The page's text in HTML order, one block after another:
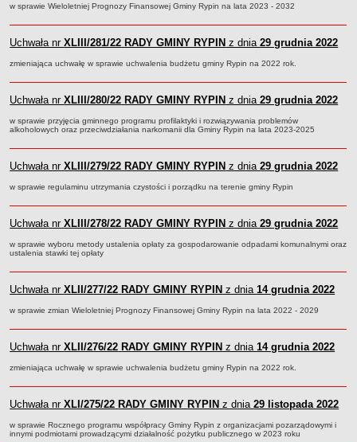
Czas pracy urzędu
Kompetencje referatów
Regulamin organizacyjny
Regulamin naboru na wolne stanowiska urzędnicze
wolne stanowiska urzędnicze
Sygnaliści
Galeria
Raporty o stanie dostępności
Struktura organizacyjna
Rada gminy
Jednostki organizacyjne, GOPS, Instytucja kultury, OSP
w sprawie Wieloletniej Prognozy Finansowej Gminy Rypin na lata 2023 - 2032
Uchwała nrXLIII/281/22 RADY GMINY RYPIN z dnia29 grudnia 2022
zmieniająca uchwałę w sprawie uchwalenia budżetu gminy Rypin na 2022 rok.
Uchwała nrXLIII/280/22 RADY GMINY RYPIN z dnia29 grudnia 2022
w sprawie przyjęcia gminnego programu profilaktyki i rozwiązywania problemów
alkoholowych oraz przeciwdziałania narkomanii dla Gminy Rypin na lata 2023-2025
Uchwała nrXLIII/279/22 RADY GMINY RYPIN z dnia29 grudnia 2022
w sprawie regulaminu utrzymania czystości i porządku na terenie gminy Rypin
Uchwała nrXLIII/278/22 RADY GMINY RYPIN z dnia29 grudnia 2022
w sprawie wyboru metody ustalenia opłaty za gospodarowanie odpadami komunalnymi oraz
ustalenia stawki tej opłaty
Uchwała nrXLII/277/22 RADY GMINY RYPIN z dnia14 grudnia 2022
w sprawie zmian Wieloletniej Prognozy Finansowej Gminy Rypin na lata 2022 - 2029
Uchwała nrXLII/276/22 RADY GMINY RYPIN z dnia14 grudnia 2022
zmieniająca uchwałę w sprawie uchwalenia budżetu gminy Rypin na 2022 rok.
Uchwała nrXLI/275/22 RADY GMINY RYPIN z dnia29 listopada 2022
w sprawie Rocznego programu współpracy Gminy Rypin z organizacjami pozarządowymi i
innymi podmiotami prowadzącymi działalność pożytku publicznego w 2023 roku